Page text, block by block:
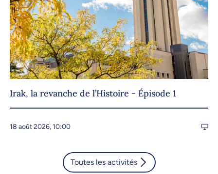
Irak, la revanche de l’Histoire - Épisode 1
18 août 2026, 10:00
Toutes les activités